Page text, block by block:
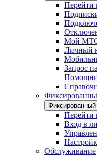
Перейти
Мой
Личный
Запрос
Фиксированный
Перейти
Вход в
Обслуживание